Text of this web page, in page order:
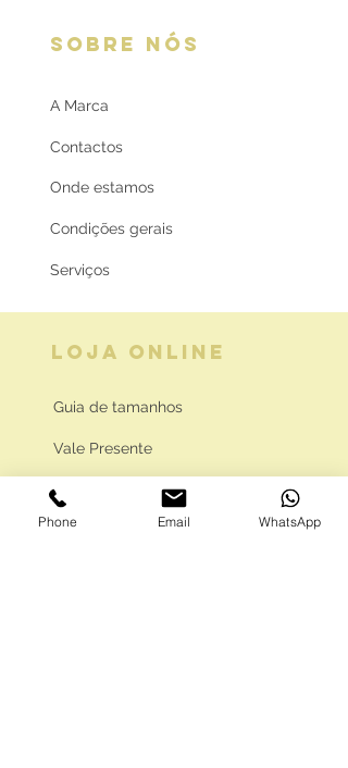
SOBRE NÓS
A Marca
Contactos
Onde estamos
Condições gerais
Serviços
LOJA ONLINE
Guia de tamanhos
Vale Presente
Envios e Portes
Marcas legais
Phone Email WhatsApp